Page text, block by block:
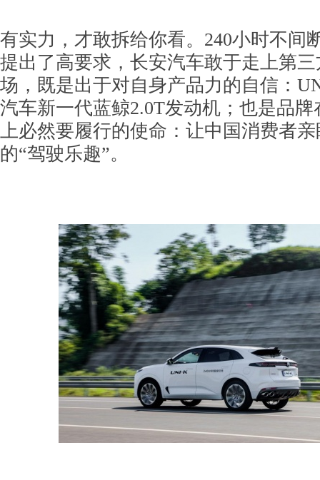
有实力，才敢拆给你看。240小时不间
提出了高要求，长安汽车敢于走上第
场，既是出于对自身产品力的自信：
汽车新一代蓝鲸2.0T发动机；也是品
上必然要履行的使命：让中国消费者
的“驾驶乐趣”。